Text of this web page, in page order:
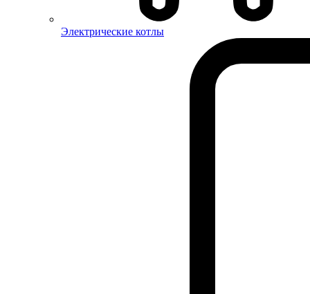
Электрические котлы